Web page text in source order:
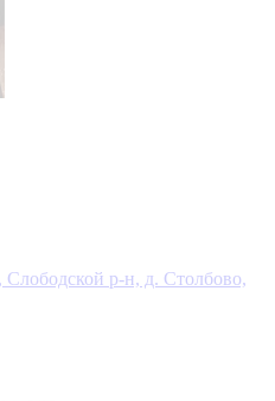
Слободской р-н, д. Столбово,